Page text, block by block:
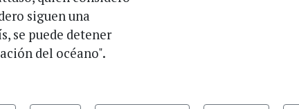
siguen una
se puede detener
del océano".